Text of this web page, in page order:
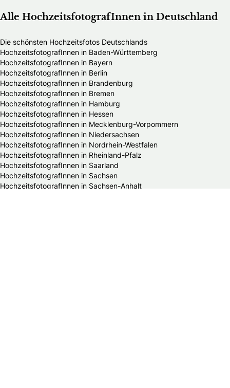
Alle HochzeitsfotografInnen in Deutschland
Die schönsten Hochzeitsfotos Deutschlands
HochzeitsfotografInnen in Baden-Württemberg
HochzeitsfotografInnen in Bayern
HochzeitsfotografInnen in Berlin
HochzeitsfotografInnen in Brandenburg
HochzeitsfotografInnen in Bremen
HochzeitsfotografInnen in Hamburg
HochzeitsfotografInnen in Hessen
HochzeitsfotografInnen in Mecklenburg-Vorpommern
HochzeitsfotografInnen in Niedersachsen
HochzeitsfotografInnen in Nordrhein-Westfalen
HochzeitsfotografInnen in Rheinland-Pfalz
HochzeitsfotografInnen in Saarland
HochzeitsfotografInnen in Sachsen
HochzeitsfotografInnen in Sachsen-Anhalt